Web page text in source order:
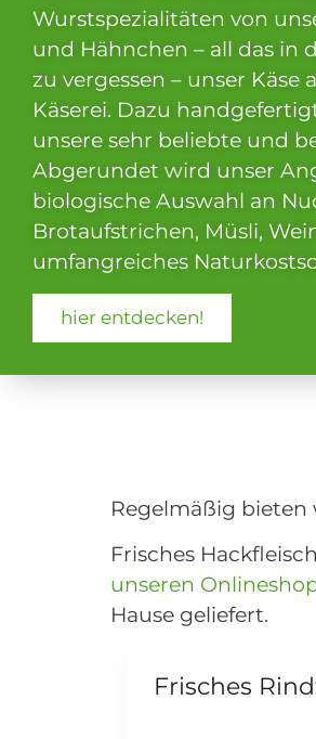
Wurstspezialitäten von
und Hähnchen – all das in
zu vergessen – unser Käse
Käserei. Dazu
unsere sehr beliebte und
Abgerundet wird unser
biologische Auswahl an
Brotaufstrichen, Müsli,
umfangreiches
hier entdecken!
Regelmäßig bieten
Frisches
unseren
Hause geliefert.
Externer Link
Frisches